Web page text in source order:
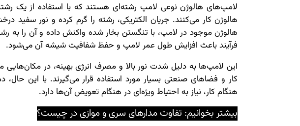
لامپ‌های هالوژن نوعی لامپ رشته‌ای هستند که با استفاده از یک
هالوژن کار می‌کنند. جریان الکتریکی، رشته را گرم کرده و نور سفید
هالوژن موجود در لامپ، با تنگستن بخار شده واکنش داده و آن را به
فرآیند باعث افزایش طول عمر لامپ و حفظ شفافیت شیشه آن می‌شود.
این لامپ‌ها به دلیل شدت نور بالا و مصرف انرژی بهینه، در مکان‌هایی
کار و فضاهای صنعتی بسیار مورد استفاده قرار می‌گیرند. با این حال،
هنگام کار، نیاز به احتیاط ویژه‌ای در هنگام تعویض آن‌ها دارد.
بیشتر بخوانیم: تفاوت مدارهای سری و موازی در چیست؟